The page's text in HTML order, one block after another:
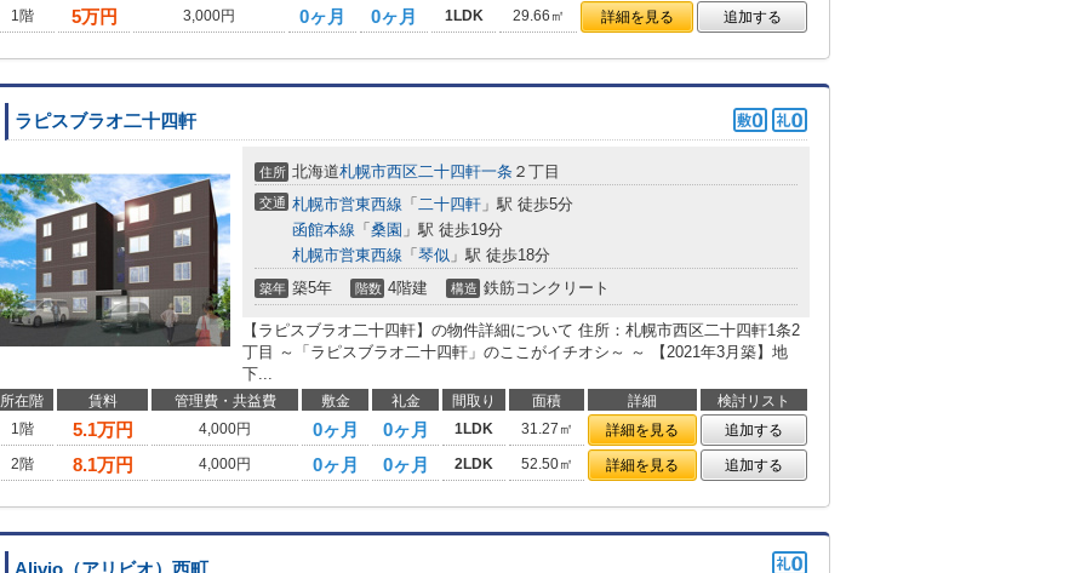
1階
5万円 3,000円 0ヶ月 0ヶ月 1LDK 29.66㎡ 詳細を見る 追加する
ラピスブラオ二十四軒
住所 北海道札幌市西区二十四軒一条 ２丁目
交通 札幌市営東西線 「 二十四軒 」駅 徒歩5分
函館本線 「 桑園 」駅 徒歩19分
札幌市営東西線 「 琴似 」駅 徒歩18分
築年 築5年 階数 4階建 構造 鉄筋コンクリート
【ラピスブラオ二十四軒】の物件詳細について 住所：札幌市西区二十四軒1条2
丁目 ～「ラピスブラオ二十四軒」のここがイチオシ～ ～ 【2021年3月築】地
下...
所在階 賃料 管理費・共益費 敷金 礼金 間取り 面積 詳細
検討リスト
1階
5.1万円 4,000円 0ヶ月 0ヶ月 1LDK 31.27㎡ 詳細を見る
追加する
2階
8.1万円 4,000円 0ヶ月 0ヶ月 2LDK 52.50㎡ 詳細を見る 追加する